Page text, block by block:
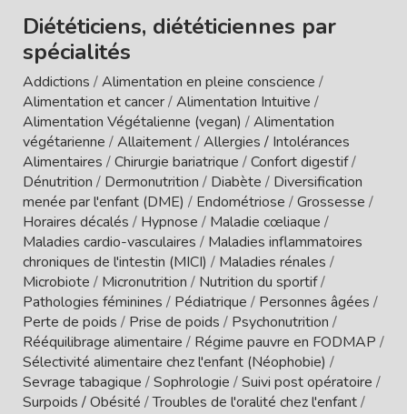
Diététiciens, diététiciennes par
spécialités
Addictions /Alimentation en pleine conscience /
Alimentation et cancer/Alimentation Intuitive /
Alimentation Végétalienne (vegan) /Alimentation
végétarienne /Allaitement/Allergies / Intolérances
Alimentaires /Chirurgie bariatrique /Confort digestif/
Dénutrition / Dermonutrition / Diabète / Diversification
menée par l'enfant (DME) / Endométriose /Grossesse /
Horaires décalés / Hypnose / Maladie cœliaque /
Maladies cardio-vasculaires / Maladies inflammatoires
chroniques de l'intestin (MICI) / Maladies rénales /
Microbiote / Micronutrition / Nutrition du sportif/
Pathologies féminines / Pédiatrique / Personnes âgées /
Perte de poids / Prise de poids / Psychonutrition /
Rééquilibrage alimentaire / Régime pauvre en FODMAP /
Sélectivité alimentaire chez l'enfant (Néophobie) /
Sevrage tabagique /Sophrologie /Suivi post opératoire /
Surpoids / Obésité /Troubles de l'oralité chez l'enfant/